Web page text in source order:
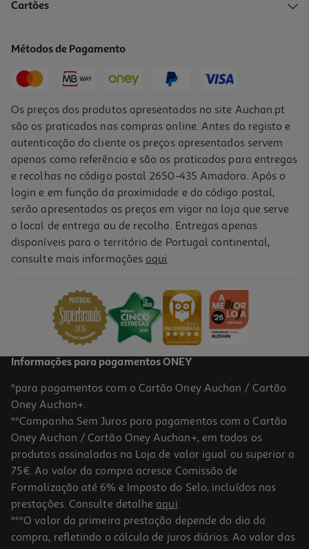
Tamboril Kg
11,99 €/Kg
Cartões
Métodos de Pagamento
Os preços dos produtos apresentados no site Auchan.pt
são os praticados nas compras online. Antes do registo e
autenticação do cliente os preços apresentados servem
apenas como referência e são os praticados para entregas
e recolhas no código postal 2650-435 Amadora. Após o
login e em função da proximidade e do código postal,
serão apresentados os preços em vigor na loja que serve
o local de entrega ou de recolha. Entregas apenas
disponíveis para o território de Portugal continental,
consulte mais informações aqui.
Informações para pagamentos ONEY
*para pagamentos com o Cartão Oney Auchan / Cartão
Oney Auchan+.
**Campanha Sem Juros para pagamentos com o Cartão
Oney Auchan / Cartão Oney Auchan+, em todos os
produtos assinalados na Loja de valor igual ou superior a
75€. Ao valor da compra acresce Comissão de
Formalização até 6% e Imposto do Selo, incluídos nas
prestações. Consulte detalhe aqui.
***O valor da primeira prestação depende do dia da
compra, refletindo o cálculo de juros diários. Ao valor das